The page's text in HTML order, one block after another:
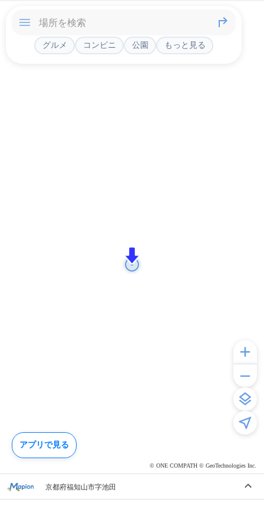
© ONE COMPATH © GeoTechnologies Inc.
グルメ コンビニ 公園 もっと見る
京都府福知山市字池田
アプリで見る